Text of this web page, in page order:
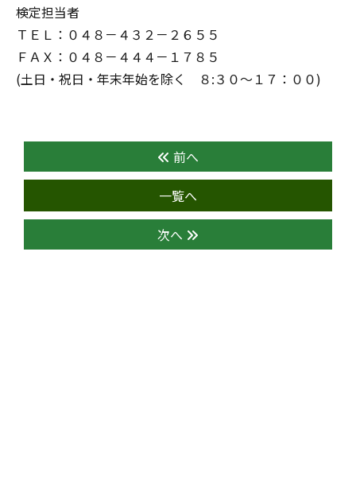
検定担当者
ＴＥＬ：０４８－４３２－２６５５
ＦＡＸ：０４８－４４４－１７８５
(土日・祝日・年末年始を除く ８:３０～１７：００)
前へ
一覧へ
次へ